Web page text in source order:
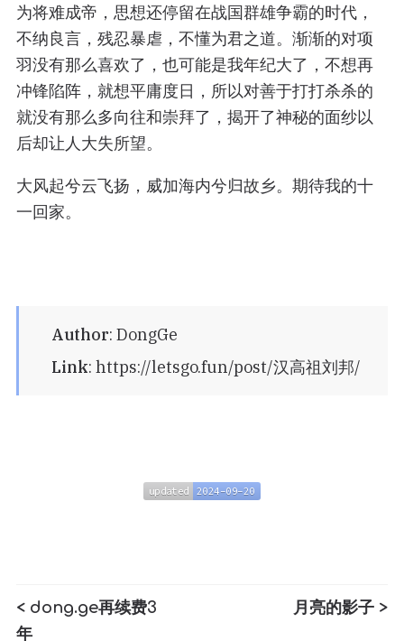
为将难成帝，思想还停留在战国群雄争霸的时代，
不纳良言，残忍暴虐，不懂为君之道。渐渐的对项
羽没有那么喜欢了，也可能是我年纪大了，不想再
冲锋陷阵，就想平庸度日，所以对善于打打杀杀的
就没有那么多向往和崇拜了，揭开了神秘的面纱以
后却让人大失所望。
大风起兮云飞扬，威加海内兮归故乡。期待我的十
一回家。
Author: DongGe
Link: https://letsgo.fun/post/汉高祖刘邦/
updated
updated 2024-09-20
2024-09-20
< dong.ge再续费3
年
月亮的影子 >